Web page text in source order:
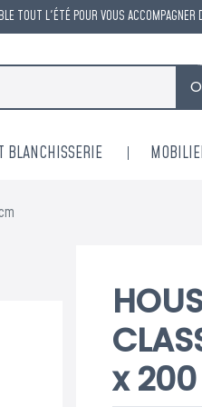
TOUT L'ÉTÉ POUR VOUS ACCOMPAGNER
BLANCHISSERIE
x
ACM